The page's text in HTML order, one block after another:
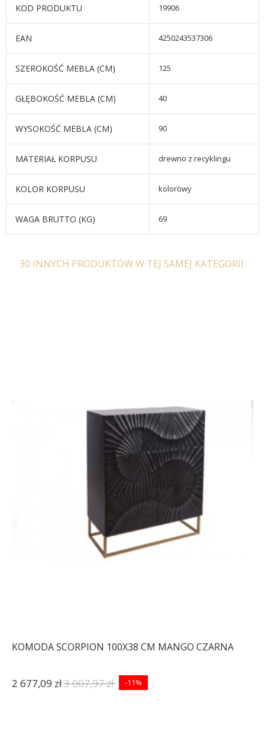
KOD PRODUKTU 19906
EAN 4250243537306
SZEROKOŚĆ MEBLA (CM) 125
GŁĘBOKOŚĆ MEBLA (CM) 40
WYSOKOŚĆ MEBLA (CM) 90
MATERIAŁ KORPUSU drewno z recyklingu
KOLOR KORPUSU kolorowy
WAGA BRUTTO (KG) 69
SZAFKA RTV JAKARTA
STOLIK KAWOWY
JAKARTA 70 CM I
1 306,92 zł 1 468,44 zł
-11%
30 INNYCH PRODUKTÓW W TEJ SAMEJ KATEGORII:
KOMODA SCORPION 100X38 CM MANGO CZARNA
2 677,09 zł3 007,97 zł -11%